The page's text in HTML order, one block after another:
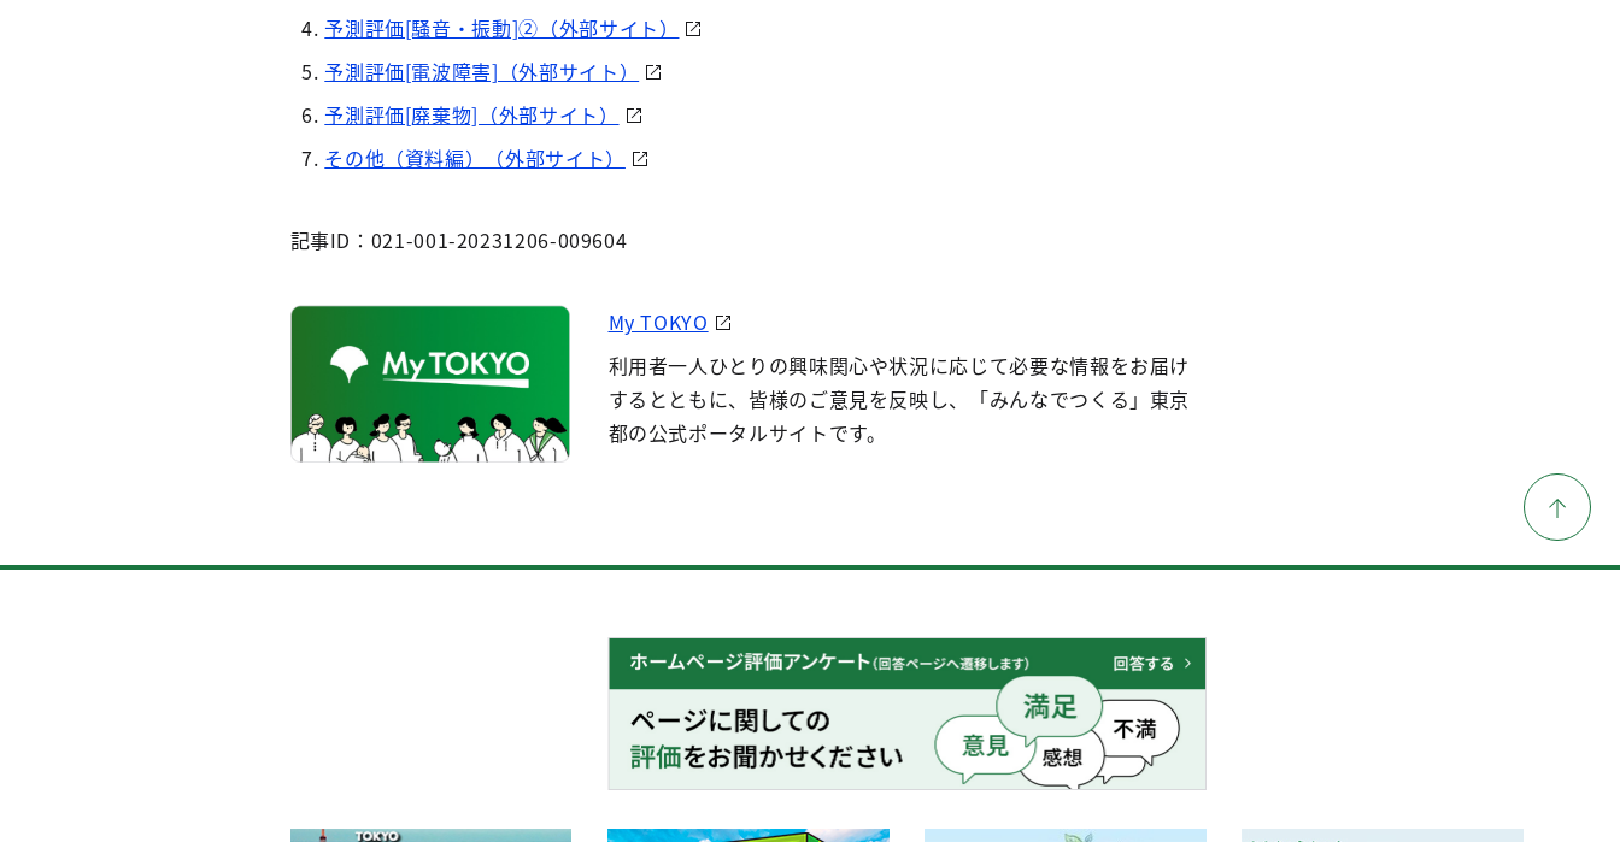
予測評価[騒音・振動]②（外部サイト）
予測評価[電波障害]（外部サイト）
予測評価[廃棄物]（外部サイト）
その他（資料編）（外部サイト）
記事ID：021-001-20231206-009604
My TOKYO
利用者一人ひとりの興味関心や状況に応じて必要な情報をお届け
するとともに、皆様のご意見を反映し、「みんなでつくる」東京
都の公式ポータルサイトです。